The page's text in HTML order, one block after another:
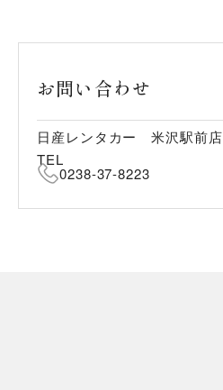
お問い合わせ
日産レンタカー 米沢駅前店
TEL
0238-37-8223